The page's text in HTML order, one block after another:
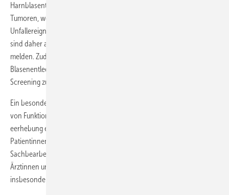
Harnblasentumoren führen.
Tumoren, wenn sie später als 10 Jahre nach dem versicherten
Unfallereignis auftreten, als Unfallfolge anerkannt werden können. Sie
sind daher als Verschlimmerung dem Unfallversicherungsträger zu
melden. Zudem sind auffällige Veränderungen, zum Beispiel bei der
Blasenentleerung, unbedingt zeitnah abzuklären, da es bislang kein
Screening zur Früherkennung gibt.
Ein besonderes Charakteristikum der Urologie stellt die Diagnostik
von Funktionsstörungen im Intimbereich dar. Zielgerichtete Anamnes­
eerhebung erfordert die Überwindung von Schamgrenzen bei
Patientinnen/Patienten, Probandinnen/Probanden,
Sachbearbeitenden und Juristinnen/Juristen, aber auch bei
Ärztinnen und Ärzten anderer Fachrichtungen. Dies trifft
insbesondere auf die drei folgenden Themen zu.